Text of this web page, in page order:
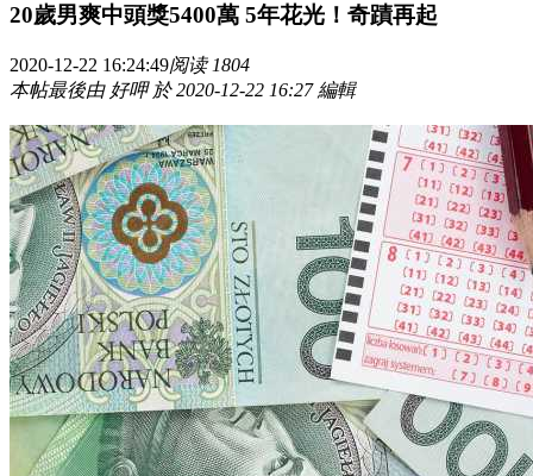
20歲男爽中頭獎5400萬 5年花光！奇蹟再起
2020-12-22 16:24:49阅读 1804
本帖最後由 好呷 於 2020-12-22 16:27 編輯